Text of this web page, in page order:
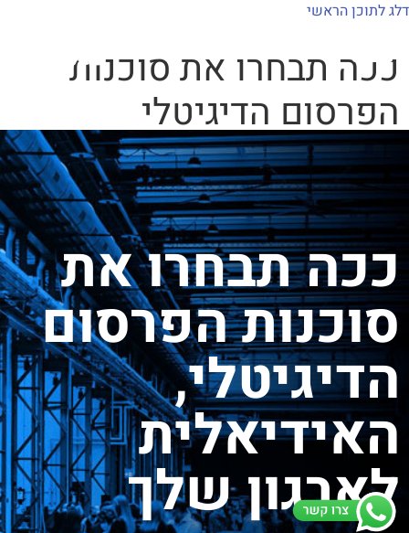
לתוכן
דלג לתוכן הראשי
ככה תבחרו את סוכנות
הפרסום הדיגיטלי
האידיאלית לארגון שלך
ככה תבחרו את
סוכנות הפרסום
הדיגיטלי,
האידיאלית
לארגון שלך